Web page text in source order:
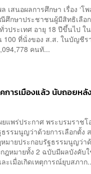
สนอผลการศึกษา เรื่อง ‘โพ
ศึกษาประชาชนผู้มีสิทธิเลือ
ประเทศ อายุ 18 ปีขึ้นไป ใ
100 ที่นั่งของ ส.ส. ในบัญชีร
คนทั...
การเมืองแล้ว นับถอยห
แพร่ประกาศ พระบรมราชโ
รรมนูญว่าด้วยการเลือกตั้ง
มายประกอบรัฐธรรมนูญว่า
ฎหมายทั้ง 2 ฉบับมีผลบังคับ
ะเมื่อเกิดเหตุการณ์ยุบสภาก